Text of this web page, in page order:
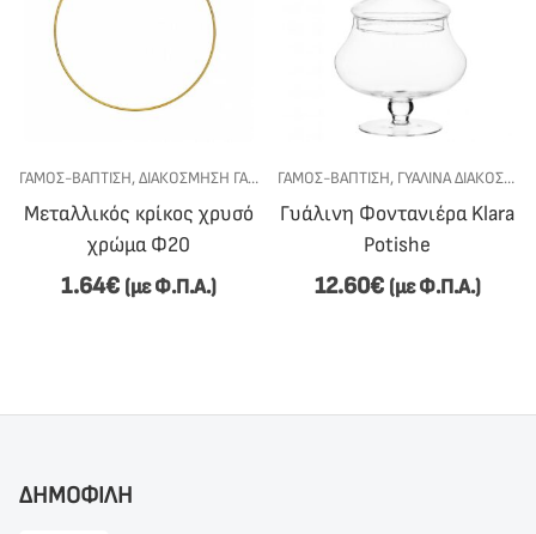
,ΜΕΤΑΛΛΙΚΆ ΔΙΑΚΟΣΜΗΤΙΚΆ
ΓΆΜΟΣ-ΒΆΠΤΙΣΗ,ΔΙΑΚΌΣΜΗΣΗ ΓΆΜΟΥ-ΒΆΠΤΙΣΗΣ ,ΜΕΤΑΛΛΙΚΆ
Μεταλλικός κρίκος χρυσό
χρώμα Φ20
1.64€ (με Φ.Π.Α.)
ΓΆΜΟΣ-ΒΆΠΤΙΣΗ, ΓΥΆΛΙΝΑ ΔΙΑΚΟΣΜΗΤΙΚΆ
Γυάλινη Φοντανιέρα Klara
Potishe
12.60€ (με Φ.Π.Α.)
ΔΗΜΟΦΙΛΗ